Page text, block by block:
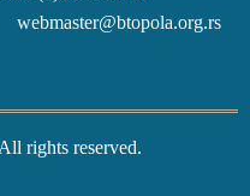
rights reserved.